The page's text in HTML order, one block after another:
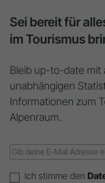
Sei bereit für
im Tourismus
Bleib up-to-date mit
unabhängigen
Informationen zum
Alpenraum.
Ich stimme den